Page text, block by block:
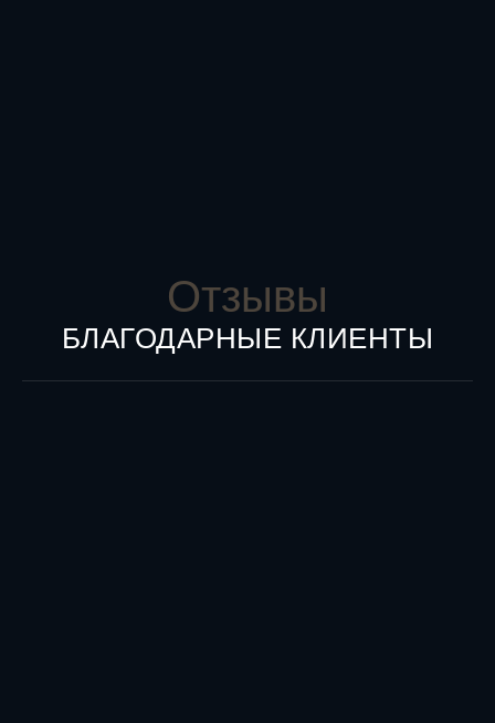
БЛАГОДАРНЫЕ КЛИЕНТЫ
Отзывы